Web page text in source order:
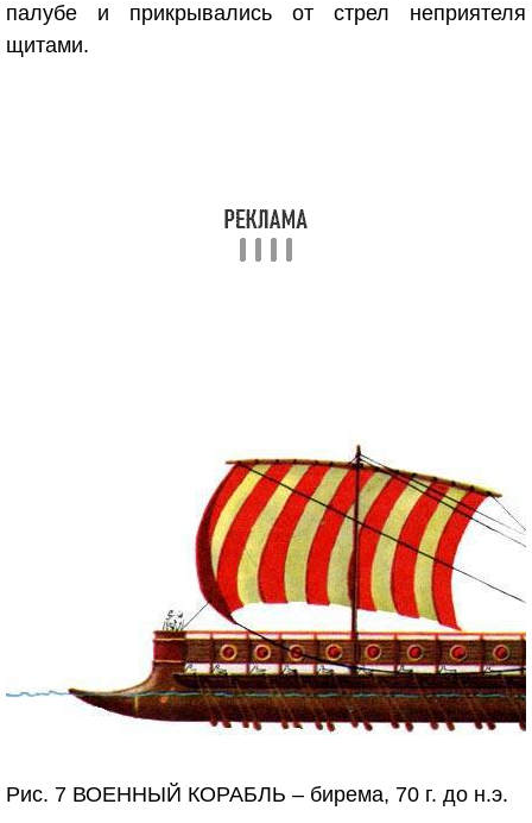
палубе и прикрывались от стрел неприятеля
щитами.
Рис. 7 ВОЕННЫЙ КОРАБЛЬ – бирема, 70 г. до н.э.